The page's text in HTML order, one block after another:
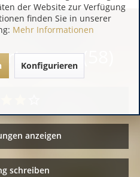
(58)
anzeigen
schreiben
der Website zur Verfügung
finden Sie in unserer
Mehr Informationen
Konfigurieren